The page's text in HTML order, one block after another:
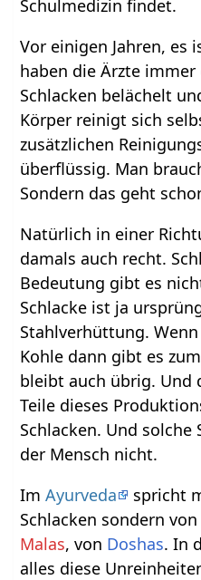
Schulmedizin findet.
Vor einigen Jahren, es
haben die Ärzte immer
Schlacken belächelt
Körper reinigt sich
zusätzlichen
überflüssig. Man
Sondern das geht
Natürlich in einer
damals auch recht.
Bedeutung gibt es
Schlacke ist ja
Stahlverhüttung.
Kohle dann gibt es
bleibt auch übrig. Und
Teile dieses
Schlacken. Und
der Mensch nicht.
ImAyurveda
spricht
Schlacken sondern
Malas, von Doshas. In
alles diese